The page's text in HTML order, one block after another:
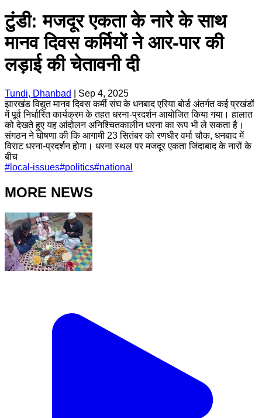
टुंडी: मजदूर एकता के नारे के साथ
मानव दिवस कर्मियों ने आर-पार की
लड़ाई की चेतावनी दी
Tundi, Dhanbad
Sep 4, 2025
झारखंड विद्युत मानव दिवस कर्मी संघ के धनबाद एरिया बोर्ड अंतर्गत कई प्रखंडों
में पूर्व निर्धारित कार्यक्रम के तहत धरना-प्रदर्शन आयोजित किया गया। हालात
को देखते हुए यह आंदोलन अनिश्चितकालीन धरना का रूप भी ले सकता है।
संगठन ने घोषणा की कि आगामी 23 सितंबर को रणधीर वर्मा चौक, धनबाद में
विराट धरना-प्रदर्शन होगा। धरना स्थल पर मजदूर एकता जिंदाबाद के नारों के
बीच
# local-issues#politics#national
MORE NEWS